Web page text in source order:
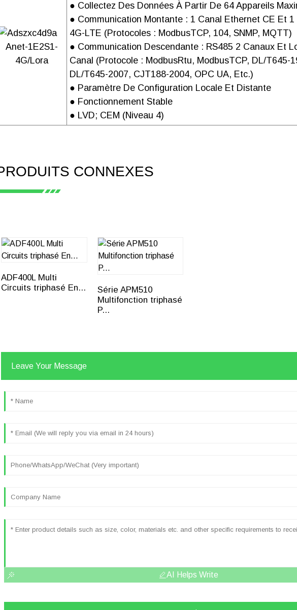
Anet-1E2S1-
4G/Lora
● Collectez Des Données À Partir De 64 Appareils
● Communication Montante : 1 Canal Ethernet CE Et 1
4G-LTE (protocoles : ModbusTCP, 104, SNMP, MQTT)
● Communication Descendante : RS485 2 Canaux Et
Canal (protocole : ModbusRtu, ModbusTCP, DL/T645-
DL/T645-2007, CJT188-2004, OPC UA, Etc.)
● Paramètre De Configuration Locale Et Distante
● Fonctionnement Stable
● LVD; CEM (niveau 4)
CODE
SH DU
Les données d'emballage et de poids ci-dessus se réfèrent uniquement au modèle
CONNEXES
ADF400L Multi
Circuits triphasé En...
Série APM510
Multifonction triphasé
P...
Leave Your Message
AI Helps Write